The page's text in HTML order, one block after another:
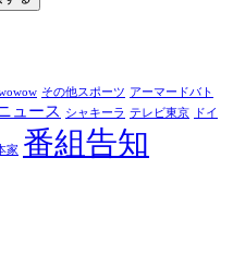
その他スポーツ アーマードバト
ュース シャキーラ テレビ東京 ドイ
家 番組告知